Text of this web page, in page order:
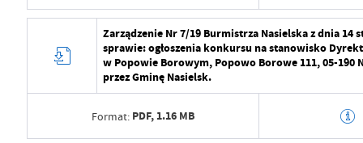
Data ostatniej aktualizacji 2024-07-29
Ostatnio zaktualizował Radosław
Wytworzył Radosław
Data opublikowania
Opublikował Radosław
Zarządzenie Nr 7/19 Burmistrza Nasielska z dnia 14
sprawie: ogłoszenia konkursu na stanowisko
w Popowie Borowym, Popowo Borowe 111, 05-190
przez Gminę Nasielsk.
Format: PDF, 1.16 MB